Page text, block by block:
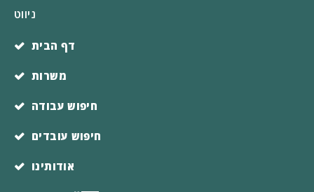
ניווט
דף הבית
משרות
חיפוש עבודה
חיפוש עובדים
אודותינו